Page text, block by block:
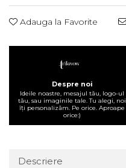
Adauga la Favorite
Despre noi
Ideile noastre, mesajul tău, logo-ul
tău, sau imaginile tale. Tu alegi, noi
îți personalizăm. Pe orice. Aproape
orice:)
Descriere